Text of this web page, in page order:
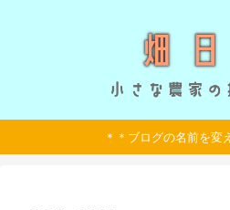
＊＊ブログの名前を変